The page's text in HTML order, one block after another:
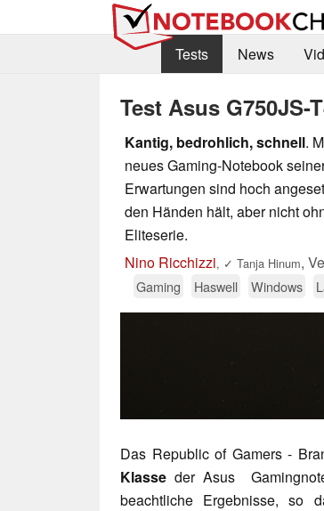
Tests
News
Test Asus G750JS-
Kantig, bedrohlich, schnell.
neues Gaming-Notebook
Erwartungen sind hoch
den Händen hält, aber nicht
Eliteserie.
Nino Ricchizzi, ✓ Tanja Hinum,
Gaming Haswell Windows
Das Republic of Gamers -
Klasse der Asus
beachtliche Ergebnisse,